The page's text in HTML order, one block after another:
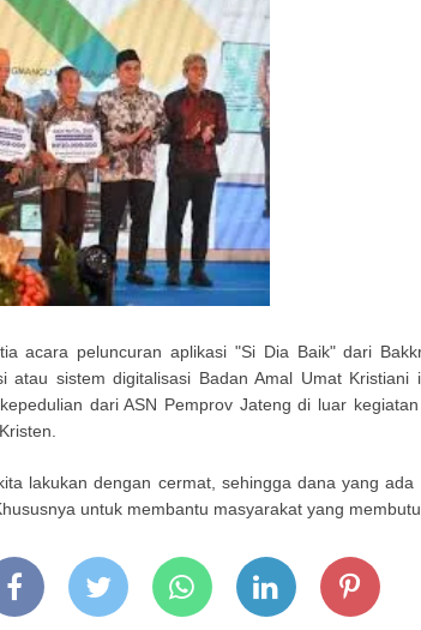
acara peluncuran aplikasi "Si Dia Baik" dari
atau sistem digitalisasi Badan Amal Umat Kristiani
dari ASN Pemprov Jateng di luar
lakukan dengan cermat, sehingga dana yang ada
untuk membantu masyarakat yang